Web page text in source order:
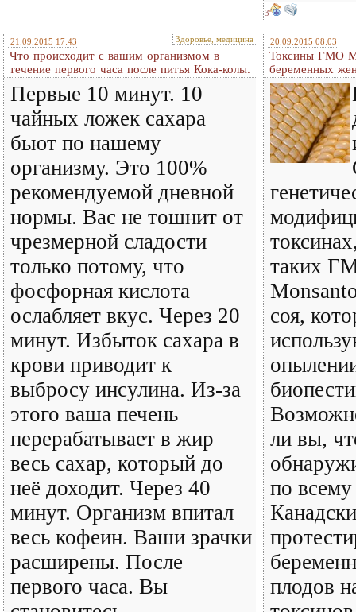
3
21.09.2015 17:43 Здоровье, медицина
Что происходит с вашим организмом в
течение первого часа после питья Кока-колы.
Первые 10 минут. 10
чайных ложек сахара
бьют по нашему
организму. Это 100%
рекомендуемой дневной
нормы. Вас не тошнит от
чрезмерной сладости
только потому, что
фосфорная кислота
ослабляет вкус. Через 20
минут. Избыток сахара в
крови приводит к
выбросу инсулина. Из-за
этого ваша печень
перерабатывает в жир
весь сахар, который до
неё доходит. Через 40
минут. Организм впитал
весь кофеин. Ваши зрачки
расширены. После
первого часа. Вы
20.09.2015 08:03
Токсины ГМО
беременных
таких
соя,
ли вы,
по
плодов